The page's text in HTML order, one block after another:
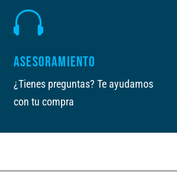

ASESORAMIENTO
¿Tienes preguntas? Te ayudamos
con tu compra